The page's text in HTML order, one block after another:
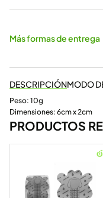
Más formas de entrega
DESCRIPCIÓNMODO
Peso: 10g
Dimensiones: 6cm x 2cm
PRODUCTOS